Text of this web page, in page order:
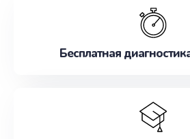
наилучшим образом. Не
Бесплатная